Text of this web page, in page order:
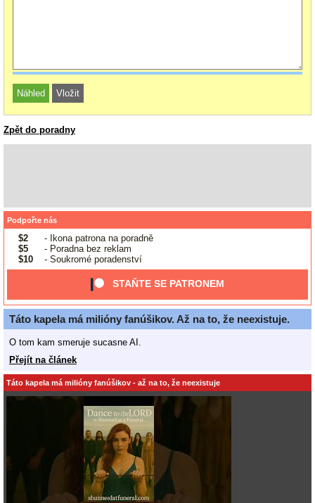
Zpět do poradny
Podpořte nás
$2
- Ikona patrona na poradně
$5
- Poradna bez reklam
$10
- Soukromé poradenství
STAŇTE SE PATRONEM
Táto kapela má milióny fanúšikov. Až na to, že neexistuje.
O tom kam smeruje sucasne AI.
Přejít na článek
Táto kapela má milióny fanúšikov - až na to, že neexistuje